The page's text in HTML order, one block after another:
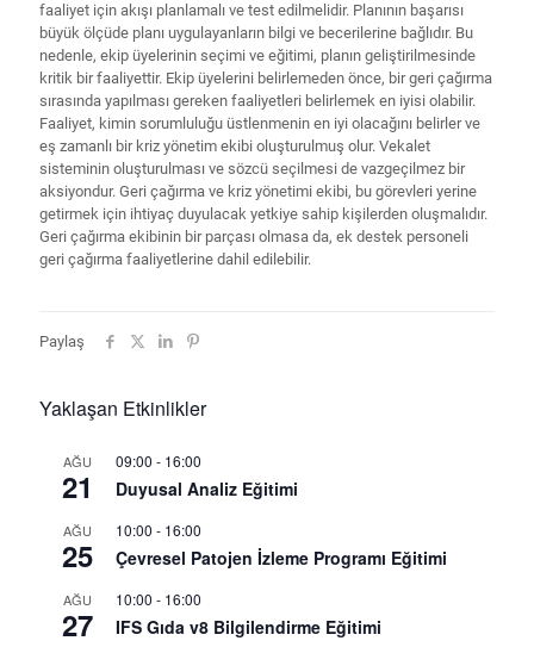
faaliyet için akışı planlamalı ve test edilmelidir. Planının başarısı
büyük ölçüde planı uygulayanların bilgi ve becerilerine bağlıdır. Bu
nedenle, ekip üyelerinin seçimi ve eğitimi, planın geliştirilmesinde
kritik bir faaliyettir. Ekip üyelerini belirlemeden önce, bir geri çağırma
sırasında yapılması gereken faaliyetleri belirlemek en iyisi olabilir.
Faaliyet, kimin sorumluluğu üstlenmenin en iyi olacağını belirler ve
eş zamanlı bir kriz yönetim ekibi oluşturulmuş olur. Vekalet
sisteminin oluşturulması ve sözcü seçilmesi de vazgeçilmez bir
aksiyondur. Geri çağırma ve kriz yönetimi ekibi, bu görevleri yerine
getirmek için ihtiyaç duyulacak yetkiye sahip kişilerden oluşmalıdır.
Geri çağırma ekibinin bir parçası olmasa da, ek destek personeli
geri çağırma faaliyetlerine dahil edilebilir.
Paylaş
Yaklaşan Etkinlikler
AĞU
21
09:00 - 16:00
Duyusal Analiz Eğitimi
AĞU
25
10:00 - 16:00
Çevresel Patojen İzleme Programı Eğitimi
AĞU
27
10:00 - 16:00
IFS Gıda v8 Bilgilendirme Eğitimi